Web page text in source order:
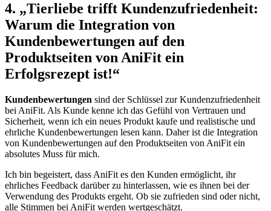
4. „Tierliebe trifft Kundenzufriedenheit:
Warum die Integration von
Kundenbewertungen auf den
Produktseiten von AniFit ein
Erfolgsrezept ist!“
Kundenbewertungen sind ​der Schlüssel zur ‌Kundenzufriedenheit⁣
bei AniFit. Als ⁣Kunde kenne ich das Gefühl von Vertrauen und
Sicherheit, wenn ich ein neues Produkt kaufe und realistische und
ehrliche Kundenbewertungen lesen kann. Daher ist die Integration
von Kundenbewertungen auf den Produktseiten von AniFit ein
absolutes Muss für mich.
Ich bin begeistert, dass AniFit es den Kunden ‍ermöglicht, ihr
ehrliches Feedback darüber zu hinterlassen,​ wie es ‍ihnen bei⁢ der
⁢Verwendung ‌des Produkts ergeht. Ob sie zufrieden sind oder nicht,
alle Stimmen bei AniFit‍ werden wertgeschätzt.